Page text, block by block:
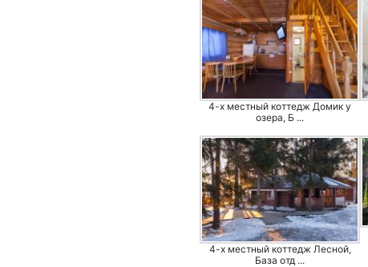
4-х местный коттедж Домик у
озера, Б ...
4-х местный коттедж Лесной,
База отд ...